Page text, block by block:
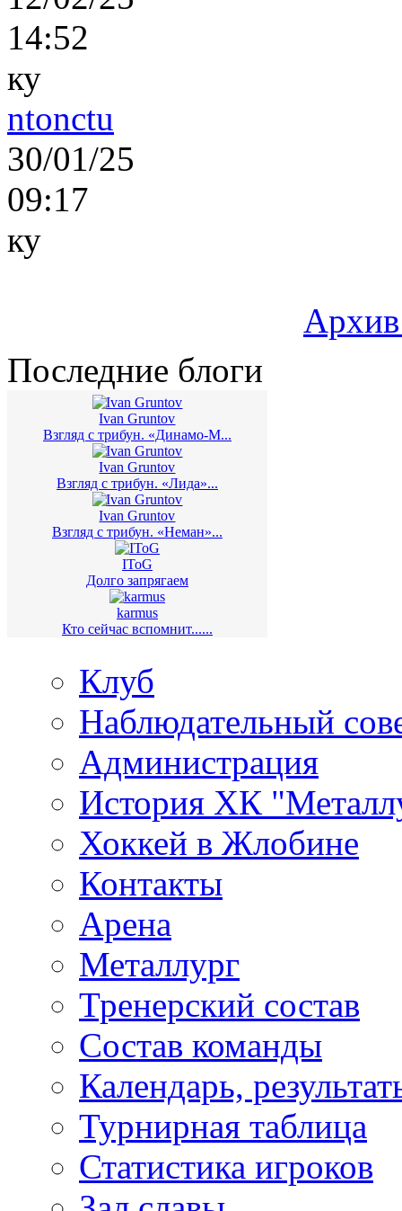
14:52
ку
ntonctu
30/01/25
09:17
ку
Последние блоги
Ivan Gruntov
Взгляд с трибун. «Динамо-М...
Ivan Gruntov
Взгляд с трибун. «Лида»...
Ivan Gruntov
Взгляд с трибун. «Неман»...
IToG
Долго запрягаем
karmus
Кто сейчас вспомнит......
Клуб
Наблюдательный
Администрация
История ХК
Хоккей в Жлобине
Контакты
Арена
Металлург
Тренерский состав
Состав команды
Календарь,
Турнирная таблица
Статистика игроков